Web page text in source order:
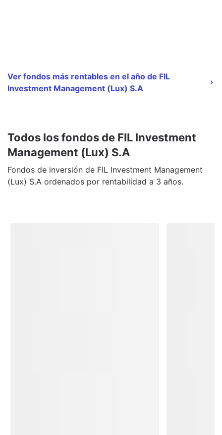
Ver fondos más rentables en el año de FIL
Investment Management (Lux) S.A
Todos los fondos de FIL Investment
Management (Lux) S.A
Fondos de inversión de FIL Investment Management
(Lux) S.A ordenados por rentabilidad a 3 años.